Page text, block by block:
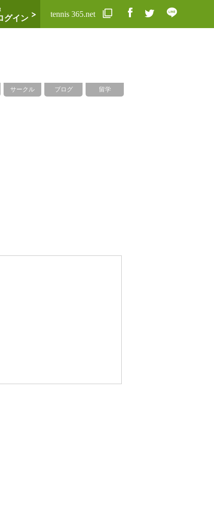
グイン tennis 365.net
サークル ブログ 留学